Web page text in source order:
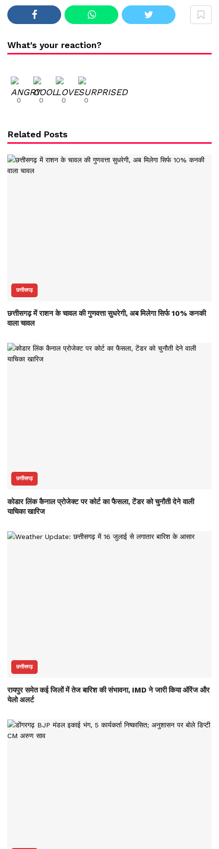
What's your reaction?
0 0 0 0
Related Posts
छत्तीसगढ़
छत्तीसगढ़ में राशन के चावल की गुणवत्ता सुधरेगी, अब मिलेगा सिर्फ 10% कनकी
वाला चावल
छत्तीसगढ़
कोडार लिंक कैनाल प्रोजेक्ट पर कोर्ट का फैसला, टेंडर को चुनौती देने वाली
याचिका खारिज
छत्तीसगढ़
रायपुर समेत कई जिलों में तेज बारिश की संभावना, IMD ने जारी किया ऑरेंज और
येलो अलर्ट